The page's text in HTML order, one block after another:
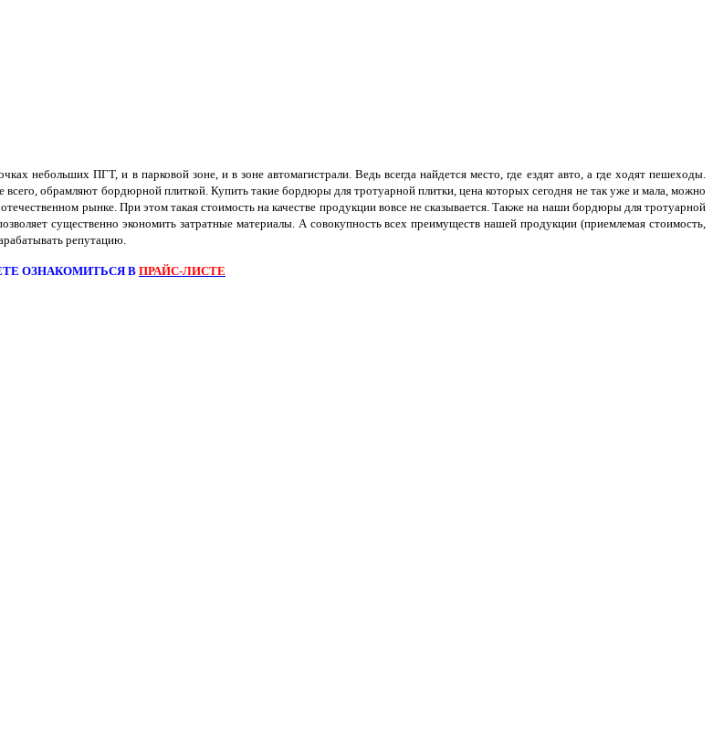
небольших ПГТ, и в парковой зоне, и в зоне автомагистрали. Ведь всегда найдется место, где ездят авто, а где ходят пешеходы.
всего, обрамляют бордюрной плиткой. Купить такие бордюры для тротуарной плитки, цена которых сегодня не так уже и мала, можно
рынке. При этом такая стоимость на качестве продукции вовсе не сказывается. Также на наши бордюры для тротуарной
существенно экономить затратные материалы. А совокупность всех преимуществ нашей продукции (приемлемая стоимость,
репутацию.
ОЗНАКОМИТЬСЯ В ПРАЙС-ЛИСТЕ